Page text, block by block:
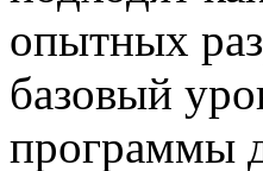
опытных
базовый
программы